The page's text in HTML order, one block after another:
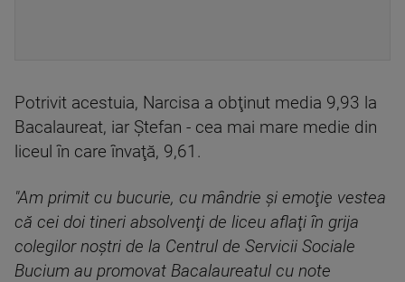
Potrivit acestuia, Narcisa a obţinut media 9,93 la
Bacalaureat, iar Ştefan - cea mai mare medie din
liceul în care învaţă, 9,61.
"Am primit cu bucurie, cu mândrie şi emoţie vestea
că cei doi tineri absolvenţi de liceu aflaţi în grija
colegilor noştri de la Centrul de Servicii Sociale
Bucium au promovat Bacalaureatul cu note